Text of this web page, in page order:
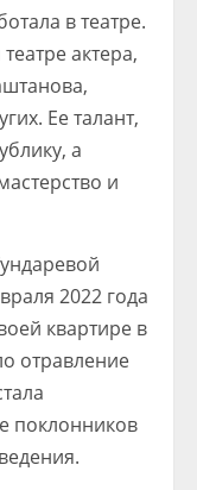
в театре.
актера,
Ее талант,
а
и
2022 года
квартире в
отравление
поклонников